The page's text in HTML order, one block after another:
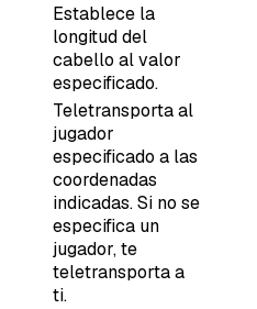
Establece la
longitud del
cabello al valor
especificado.
Teletransporta al
jugador
especificado a las
coordenadas
indicadas. Si no se
especifica un
jugador, te
teletransporta a
ti.